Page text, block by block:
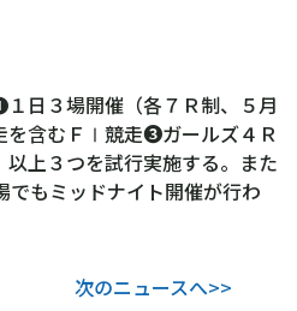
日３場開催（各７Ｒ制、５月
を含むＦⅠ競走❸ガールズ４Ｒ
上３つを試行実施する。また
でもミッドナイト開催が行わ
次のニュースへ>>